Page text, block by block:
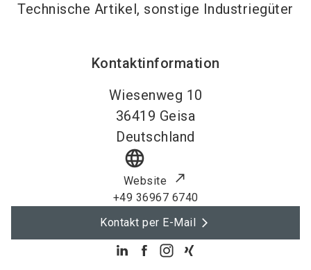
Technische Artikel, sonstige Industriegüter
Kontaktinformation
Wiesenweg 10
36419 Geisa
Deutschland
language
Website
+49 36967 6740
Kontakt per E-Mail